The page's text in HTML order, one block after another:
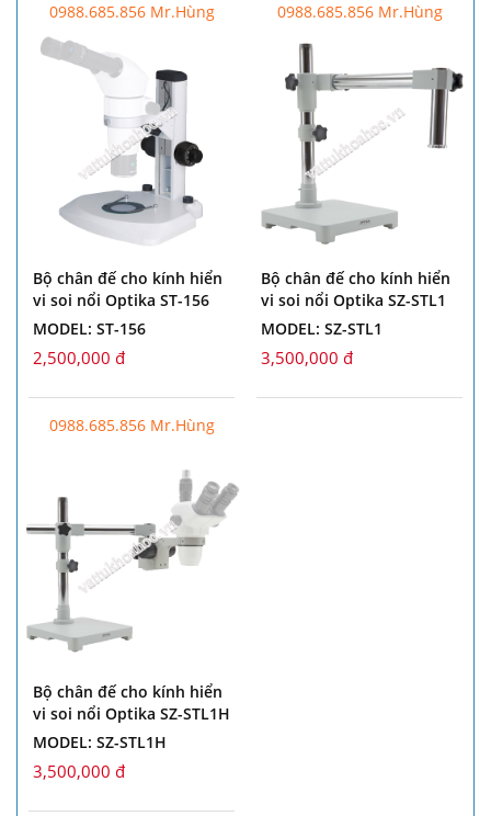
0988.685.856 Mr.Hùng
Bộ chân đế cho kính hiển
vi soi nổi Optika ST-156
MODEL: ST-156
2,500,000 đ
0988.685.856 Mr.Hùng
Bộ chân đế cho kính hiển
vi soi nổi Optika SZ-STL1
MODEL: SZ-STL1
3,500,000 đ
0988.685.856 Mr.Hùng
Bộ chân đế cho kính hiển
vi soi nổi Optika SZ-STL1H
MODEL: SZ-STL1H
3,500,000 đ